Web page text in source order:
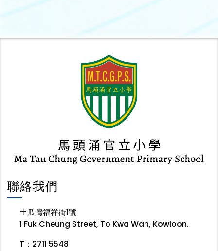
聯絡我們
土瓜灣福祥街1號
1 Fuk Cheung Street, To Kwa Wan, Kowloon.
T：2711 5548